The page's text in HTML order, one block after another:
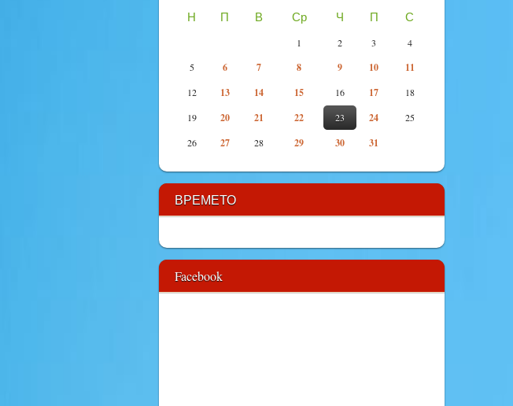
Н П В Ср Ч П С
1 2 3
4
5
6 7 8 9 10 11
12 13 14 15 16 17
18
19
20 21 22 23 24
25
26
27 28 29 30 31
ВРЕМЕТО
Facebook